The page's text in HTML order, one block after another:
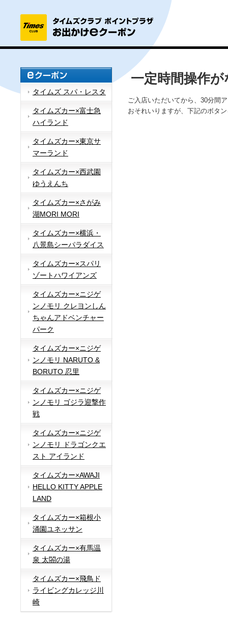
タイムズ スパ・レスタ
タイムズカー×富士急
ハイランド
タイムズカー×東京サ
マーランド
タイムズカー×西武園
ゆうえんち
タイムズカー×さがみ
湖MORI MORI
タイムズカー×横浜・
八景島シーパラダイス
タイムズカー×スパリ
ゾートハワイアンズ
タイムズカー×ニジゲ
ンノモリ クレヨンしん
ちゃんアドベンチャー
パーク
タイムズカー×ニジゲ
ンノモリ NARUTO &
BORUTO 忍里
タイムズカー×ニジゲ
ンノモリ ゴジラ迎撃作
戦
タイムズカー×ニジゲ
ンノモリ ドラゴンクエ
スト アイランド
タイムズカー×AWAJI
HELLO KITTY APPLE
LAND
タイムズカー×箱根小
涌園ユネッサン
タイムズカー×有馬温
泉 太閤の湯
タイムズカー×飛鳥ド
ライビングカレッジ川
崎
一定時間操作
ご入店いただいてから、30分間
おそれいりますが、下記のボタ